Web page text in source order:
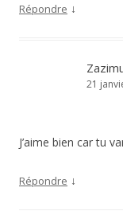
Répondre ↓
21
J’aime bien car tu
Répondre ↓